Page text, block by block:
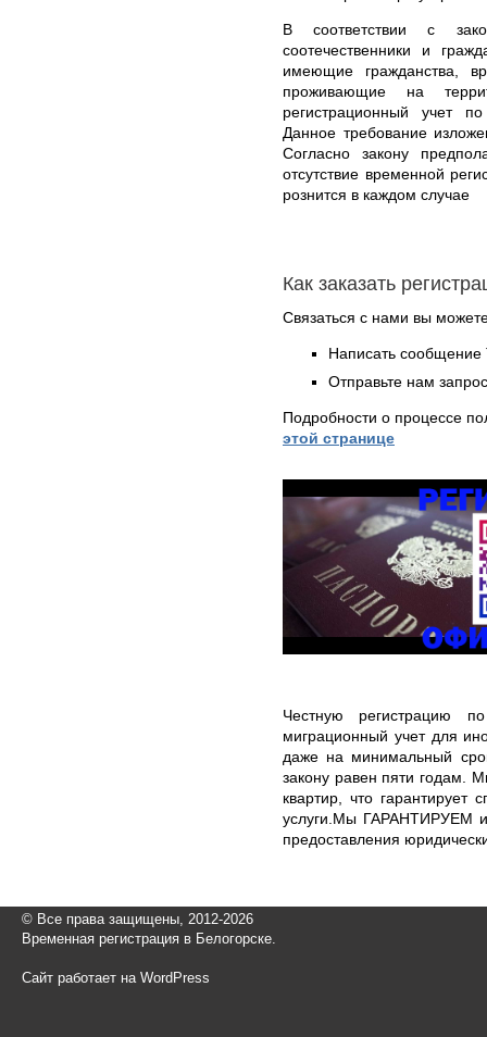
В соответствии с
соотечественники и
имеющие гражданства,
проживающие на
регистрационный учет
Данное требование
Согласно закону
отсутствие временной
рознится в каждом случае
Как заказать
Связаться с нами вы
Написать
Отправьте нам
Подробности о процессе
этой странице
Честную регистрацию
миграционный учет для
даже на минимальный
закону равен пяти годам.
квартир, что гарантирует
услуги.Мы ГАРАНТИРУЕМ
предоставления
© Все права защищены, 2012-2026
Временная регистрация в Белогорске.
Сайт работает на WordPress